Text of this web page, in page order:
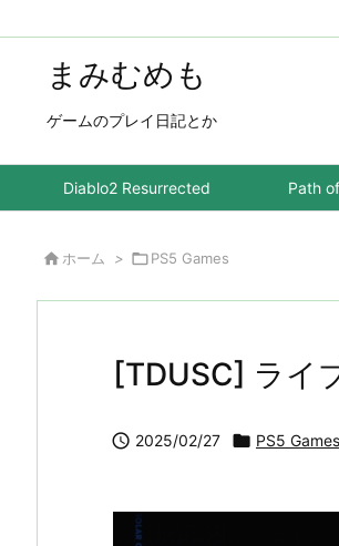
まみむめも
ゲームのプレイ日記とか
Diablo2 Resurrected Path
 ホーム > PS5 Games
[TDUSC] ライ
 2025/02/27  PS5 Games